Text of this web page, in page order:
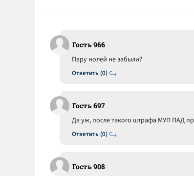
Гость 966
Ответить (0)
Пару нолей не забыли?
Гость 697
Ответить (0)
Да уж, после такого штрафа МУП ПАД
Гость 908